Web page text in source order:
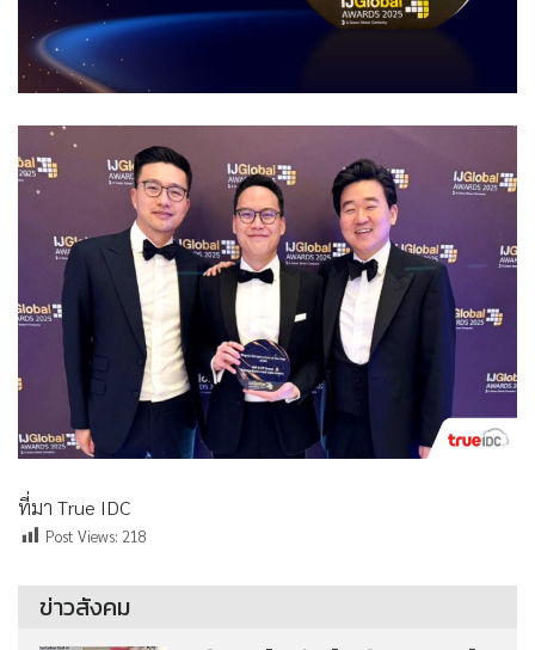
ที่มา True IDC
Post Views: 218
ข่าวสังคม